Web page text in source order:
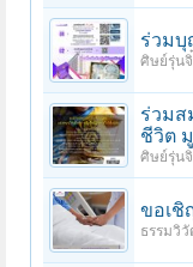
ร่วมบุ
ศิษย์รุ่น
ร่วมส
ชีวิต
ศิษย์รุ่น
ขอเชิ
ธรรมวิ